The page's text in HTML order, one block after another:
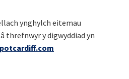
ynghylch eitemau
threfnwyr y digwyddiad yn